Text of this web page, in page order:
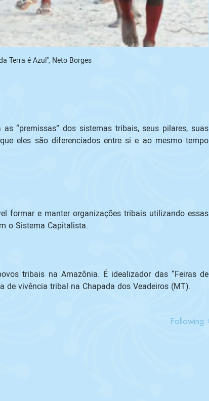
Terra é Azul", Neto Borges
“premissas” dos sistemas tribais, seus pilares, suas
eles são diferenciados entre si e ao mesmo tempo
formar e manter organizações tribais utilizando essas
o Sistema Capitalista.
tribais na Amazônia. É idealizador das “Feiras de
de vivência tribal na Chapada dos Veadeiros (MT).
Following